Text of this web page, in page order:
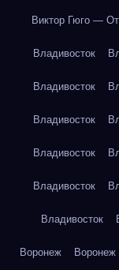
Виктор Гюго —
Владивосток
Владивосток
Владивосток
Владивосток
Владивосток
Владивосток
Воронеж Воронеж